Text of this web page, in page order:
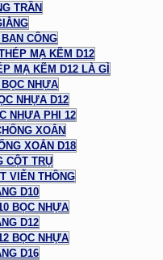
TRẦN
CÔNG
MẠ KẼM D12
MẠ KẼM D12 LÀ GÌ
NHỰA
NHỰA D12
NHỰA PHI 12
XOẮN
XOẮN D18
CỘT TRỤ
VIỄN THÔNG
D10
BỌC NHỰA
D12
BỌC NHỰA
D16